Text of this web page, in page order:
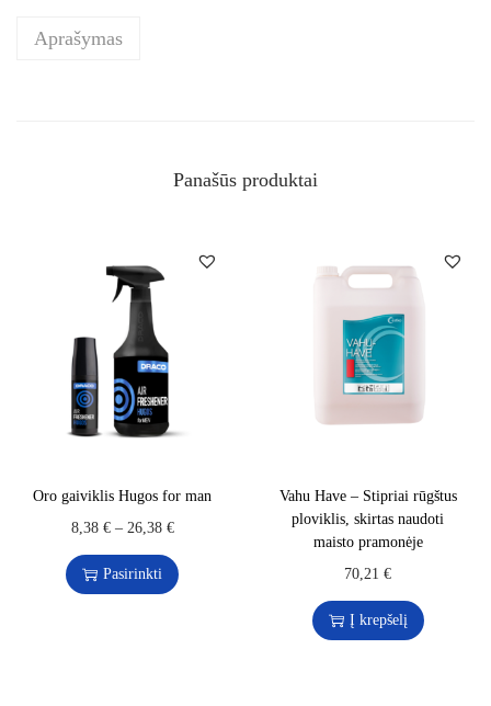
Aprašymas
Panašūs produktai
Oro gaiviklis Hugos for man
8,38 €– 26,38 €
Pasirinkti
Vahu Have – Stipriai rūgštus
ploviklis, skirtas naudoti
maisto pramonėje
70,21€
Į krepšelį